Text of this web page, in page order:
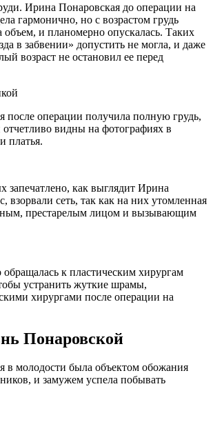
Ирина Понаровская до операции на
гармонично, но с возрастом грудь
объем, и планомерно опускалась. Таких
в забвении» допустить не могла, и даже
возраст не остановил ее перед
после операции получила полную грудь,
отчетливо видны на фотографиях в
платья.
запечатлено, как выглядит Ирина
взорвали сеть, так как на них утомленная
престарелым лицом и вызывающим
обращалась к пластическим хирургам
устранить жуткие шрамы,
хирургами после операции на
Понаровской
в молодости была объектом обожания
и замужем успела побывать